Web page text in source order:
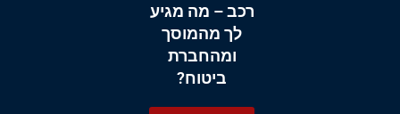
רכב – מה מגיע
לך מהמוסך
ומהחברת
ביטוח?